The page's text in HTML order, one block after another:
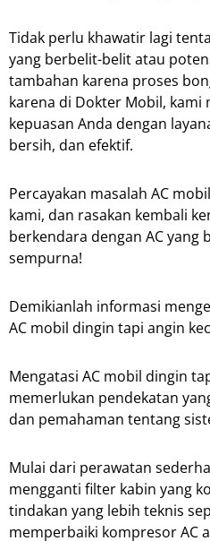
Tidak perlu khawatir lagi
yang berbelit-belit atau
tambahan karena proses
karena di Dokter Mobil, kami
kepuasan Anda dengan
bersih, dan efektif.
Percayakan masalah AC
kami, dan rasakan kembali
berkendara dengan AC yang
sempurna!
Demikianlah informasi
AC mobil dingin tapi angin
Mengatasi AC mobil dingin
memerlukan pendekatan
dan pemahaman tentang
Mulai dari perawatan
mengganti filter kabin yang
tindakan yang lebih teknis
memperbaiki kompresor AC